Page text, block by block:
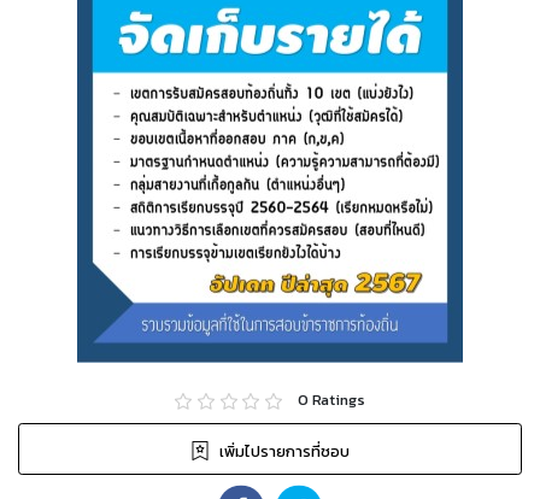
0 Ratings
เพิ่มไปรายการที่ชอบ